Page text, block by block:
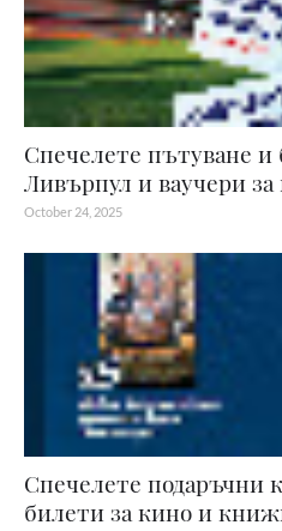
Спечелете пътуване и
Ливърпул и ваучери за
October 24, 2025
Спечелете подаръчни
билети за кино и